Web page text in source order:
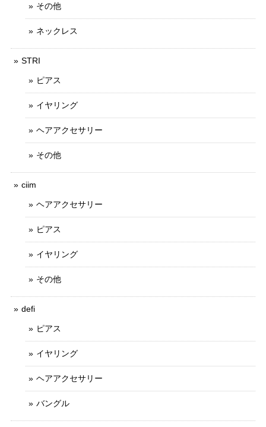
その他
ネックレス
STRI
ピアス
イヤリング
ヘアアクセサリー
その他
ciim
ヘアアクセサリー
ピアス
イヤリング
その他
defi
ピアス
イヤリング
ヘアアクセサリー
バングル